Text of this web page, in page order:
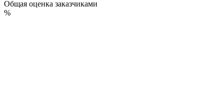
Общая оценка заказчиками
%